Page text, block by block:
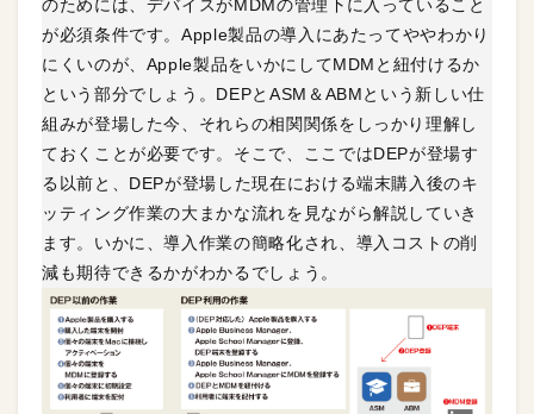
のためには、デバイスがMDMの管理下に入っていること
が必須条件です。Apple製品の導入にあたってややわかり
にくいのが、Apple製品をいかにしてMDMと紐付けるか
という部分でしょう。DEPとASM＆ABMという新しい仕
組みが登場した今、それらの相関関係をしっかり理解し
ておくことが必要です。そこで、ここではDEPが登場す
る以前と、DEPが登場した現在における端末購入後のキ
ッティング作業の大まかな流れを見ながら解説していき
ます。いかに、導入作業の簡略化され、導入コストの削
減も期待できるかがわかるでしょう。